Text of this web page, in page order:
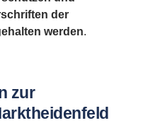
der
werden.
zur